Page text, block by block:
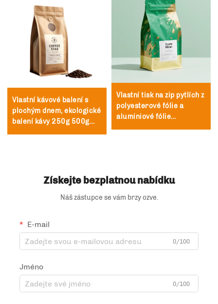
Vlastní kávové balení s
plochým dnem, ekologické
balení kávy 250g 500g
Vlastní tisk na zip pytlích z
polyesterové fólie a
aluminiové fólie
Získejte bezplatnou nabídku
Náš zástupce se vám brzy ozve.
E-mail
0/100
Jméno
0/100